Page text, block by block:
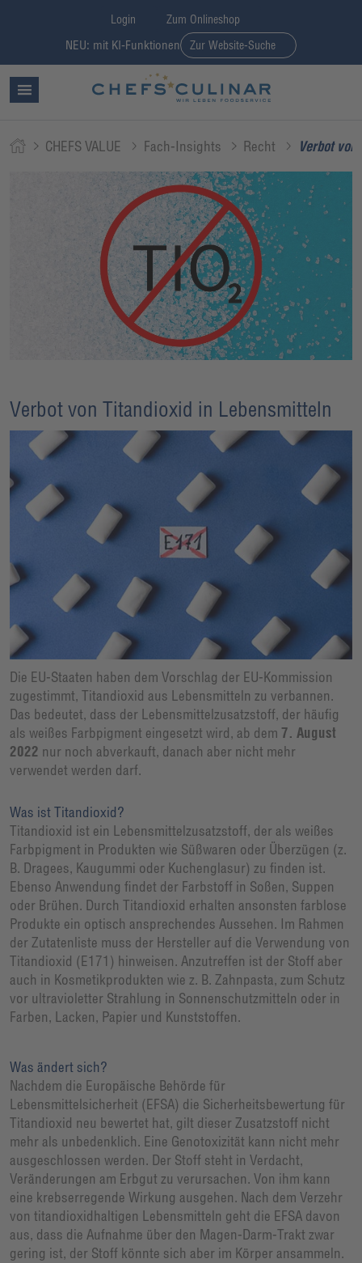
Login Zum Onlineshop
NEU: mit KI-Funktionen Zur Website-Suche
CHEFS VALUE Fach-Insights Recht Verbot
Verbot von Titandioxid in Lebensmitteln
Die EU-Staaten haben dem Vorschlag der EU-Kommission
zugestimmt, Titandioxid aus Lebensmitteln zu verbannen.
Das bedeutet, dass der Lebensmittelzusatzstoff, der häufig
als weißes Farbpigment eingesetzt wird, ab dem 7. August
2022 nur noch abverkauft, danach aber nicht mehr
verwendet werden darf.
Was ist Titandioxid?
Titandioxid ist ein Lebensmittelzusatzstoff, der als weißes
Farbpigment in Produkten wie Süßwaren oder Überzügen (z.
B. Dragees, Kaugummi oder Kuchenglasur) zu finden ist.
Ebenso Anwendung findet der Farbstoff in Soßen, Suppen
oder Brühen. Durch Titandioxid erhalten ansonsten farblose
Produkte ein optisch ansprechendes Aussehen. Im Rahmen
der Zutatenliste muss der Hersteller auf die Verwendung von
Titandioxid (E171) hinweisen. Anzutreffen ist der Stoff aber
auch in Kosmetikprodukten wie z. B. Zahnpasta, zum Schutz
vor ultravioletter Strahlung in Sonnenschutzmitteln oder in
Farben, Lacken, Papier und Kunststoffen.
Was ändert sich?
Nachdem die Europäische Behörde für
Lebensmittelsicherheit (EFSA) die Sicherheitsbewertung für
Titandioxid neu bewertet hat, gilt dieser Zusatzstoff nicht
mehr als unbedenklich. Eine Genotoxizität kann nicht mehr
ausgeschlossen werden. Der Stoff steht in Verdacht,
Veränderungen am Erbgut zu verursachen. Von ihm kann
eine krebserregende Wirkung ausgehen. Nach dem Verzehr
von titandioxidhaltigen Lebensmitteln geht die EFSA davon
aus, dass die Aufnahme über den Magen-Darm-Trakt zwar
gering ist, der Stoff könnte sich aber im Körper ansammeln.